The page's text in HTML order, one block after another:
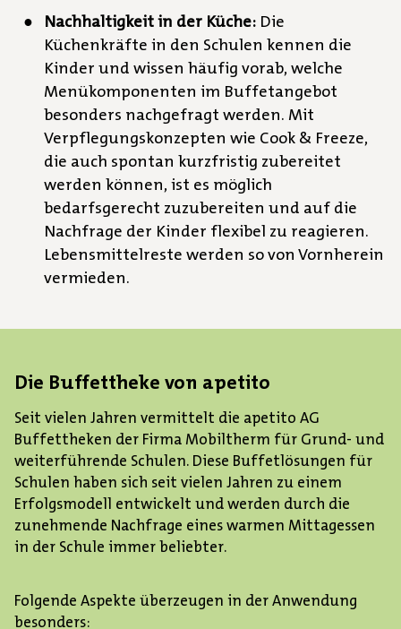
Nachhaltigkeit in der Küche: Die
Küchenkräfte in den Schulen kennen die
Kinder und wissen häufig vorab, welche
Menükomponenten im Buffetangebot
besonders nachgefragt werden. Mit
Verpflegungskonzepten wie Cook & Freeze,
die auch spontan kurzfristig zubereitet
werden können, ist es möglich
bedarfsgerecht zuzubereiten und auf die
Nachfrage der Kinder flexibel zu reagieren.
Lebensmittelreste werden so von Vornherein
vermieden.
Die Buffettheke von apetito
Seit vielen Jahren vermittelt die apetito AG
Buffettheken der Firma Mobiltherm für Grund- und
weiterführende Schulen. Diese Buffetlösungen für
Schulen haben sich seit vielen Jahren zu einem
Erfolgsmodell entwickelt und werden durch die
zunehmende Nachfrage eines warmen Mittagessen
in der Schule immer beliebter.
Folgende Aspekte überzeugen in der Anwendung
besonders: